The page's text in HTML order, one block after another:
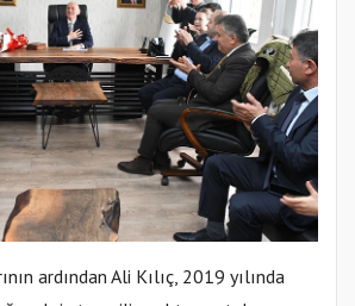
ardından Ali Kılıç, 2019 yılında